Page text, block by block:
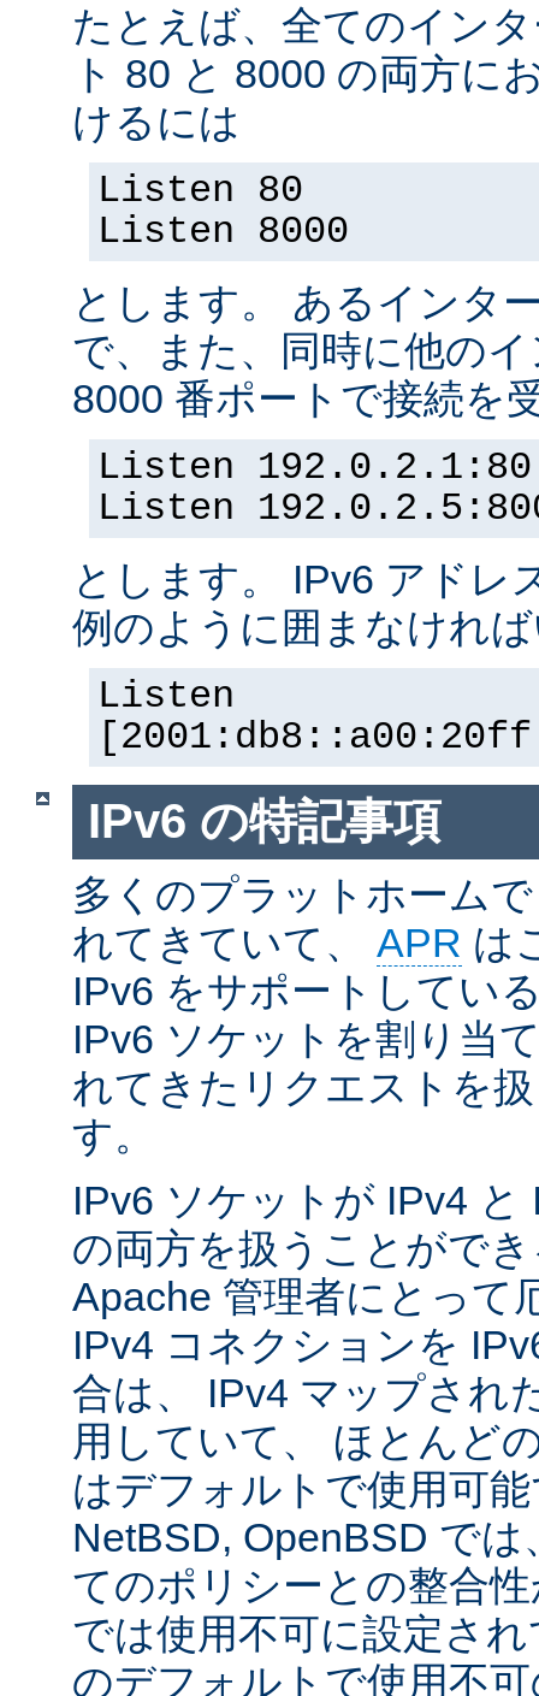
たとえば、全てのイン
ト 80 と 8000 の両方に
けるには
Listen 80
Listen 8000
とします。 あるインタ
で、また、同時に他の
8000 番ポートで接続を
Listen 192.0.2.1:80
Listen
とします。 IPv6 アドレ
例のように囲まなけれ
Listen
IPv6 の特記事項
多くのプラットホーム
れてきていて、 APR は
IPv6 をサポートしてい
IPv6 ソケットを割り当
れてきたリクエストを
す。
IPv6 ソケットが IPv4
の両方を扱うことがで
Apache 管理者にとって
IPv4 コネクションを
合は、 IPv4 マップされ
用していて、 ほとんど
はデフォルトで使用可
NetBSD, OpenBSD で
てのポリシーとの整合
では使用不可に設定さ
のデフォルトで使用不